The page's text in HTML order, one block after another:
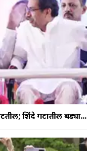
शिंदे गटातील बड्या...